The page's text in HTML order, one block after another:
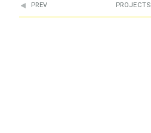
PREV PROJECTS